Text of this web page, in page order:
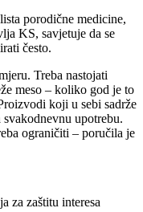
porodične medicine,
KS, savjetuje da se
često.
Treba nastojati
meso – koliko god je to
koji u sebi sadrže
upotrebu.
ograničiti – poručila je
za zaštitu interesa